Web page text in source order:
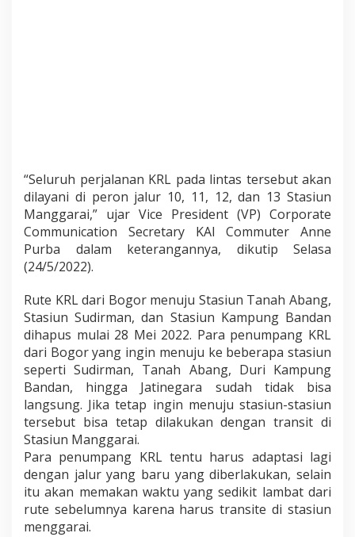
“Seluruh perjalanan KRL pada lintas tersebut akan
dilayani di peron jalur 10, 11, 12, dan 13 Stasiun
Manggarai,” ujar Vice President (VP) Corporate
Communication Secretary KAI Commuter Anne
Purba dalam keterangannya, dikutip Selasa
(24/5/2022).
Rute KRL dari Bogor menuju Stasiun Tanah Abang,
Stasiun Sudirman, dan Stasiun Kampung Bandan
dihapus mulai 28 Mei 2022. Para penumpang KRL
dari Bogor yang ingin menuju ke beberapa stasiun
seperti Sudirman, Tanah Abang, Duri Kampung
Bandan, hingga Jatinegara sudah tidak bisa
langsung. Jika tetap ingin menuju stasiun-stasiun
tersebut bisa tetap dilakukan dengan transit di
Stasiun Manggarai.
Para penumpang KRL tentu harus adaptasi lagi
dengan jalur yang baru yang diberlakukan, selain
itu akan memakan waktu yang sedikit lambat dari
rute sebelumnya karena harus transite di stasiun
menggarai.